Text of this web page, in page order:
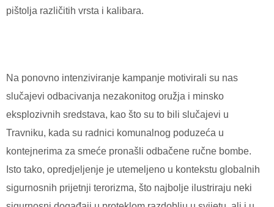
pištolja različitih vrsta i kalibara.
Na ponovno intenziviranje kampanje motivirali su nas
slučajevi odbacivanja nezakonitog oružja i minsko
eksplozivnih sredstava, kao što su to bili slučajevi u
Travniku, kada su radnici komunalnog poduzeća u
kontejnerima za smeće pronašli odbačene ručne bombe.
Isto tako, opredjeljenje je utemeljeno u kontekstu globalnih
sigurnosnih prijetnji terorizma, što najbolje ilustriraju neki